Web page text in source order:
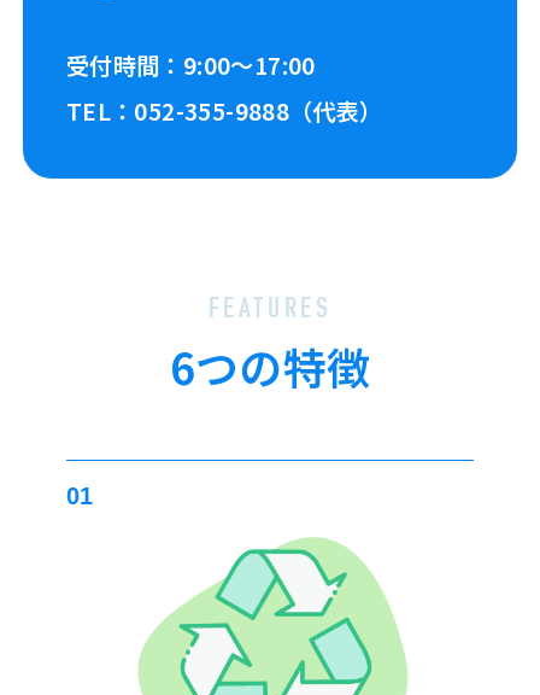
受付時間：9:00～17:00
TEL：052-355-9888（代表）
FEATURES
6つの特徴
01